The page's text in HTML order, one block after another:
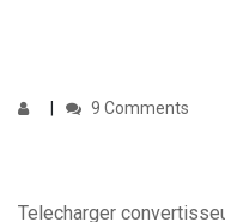
9 Comments
Telecharger